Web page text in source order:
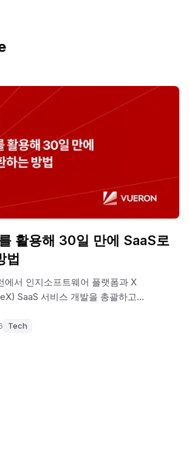
활용해 30일 만에 SaaS로
법
에서 인지소프트웨어 플랫폼과 X
SaaS 서비스 개발을 총괄하고
플랫폼의 설계와 개발을
Tech